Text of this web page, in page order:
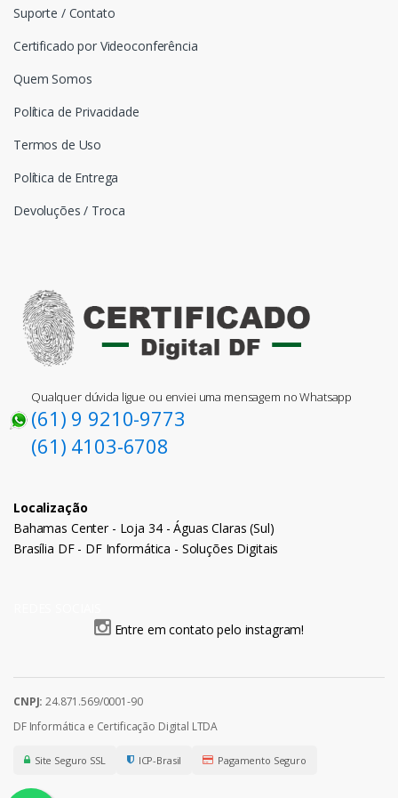
Suporte / Contato
Certificado por Videoconferência
Quem Somos
Política de Privacidade
Termos de Uso
Política de Entrega
Devoluções / Troca
Qualquer dúvida ligue ou enviei uma mensagem no Whatsapp
(61) 9 9210-9773
(61) 4103-6708
Localização
Bahamas Center - Loja 34 - Águas Claras (Sul)
Brasília DF - DF Informática - Soluções Digitais
Entre em contato pelo instagram!
CNPJ: 24.871.569/0001-90
DF Informática e Certificação Digital LTDA
Site Seguro SSL ICP-Brasil Pagamento Seguro